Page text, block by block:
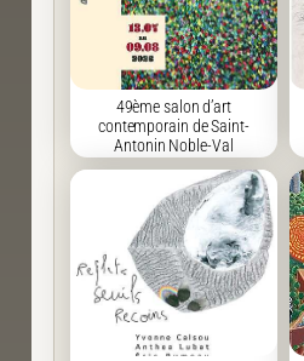
49ème salon d’art
contemporain de Saint-
Antonin Noble-Val